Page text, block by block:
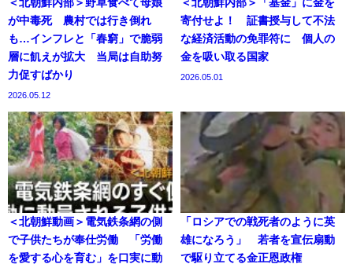
が中毒死 農村では行き倒れ
も…インフレと「春窮」で脆弱
層に飢えが拡大 当局は自助努
力促すばかり
2026.05.12
寄付せよ！ 証書授与して不法
な経済活動の免罪符に 個人の
金を吸い取る国家
2026.05.01
＜北朝鮮動画＞電気鉄条網の側
で子供たちが奉仕労働 「労働
を愛する心を育む」を口実に動
「ロシアでの戦死者のように英
雄になろう」 若者を宣伝扇動
で駆り立てる金正恩政権